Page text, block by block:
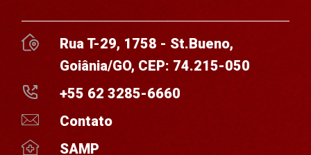
Rua T-29, 1758 - St.Bueno,
Goiânia/GO, CEP: 74.215-050
+55 62 3285-6660
Contato
SAMP